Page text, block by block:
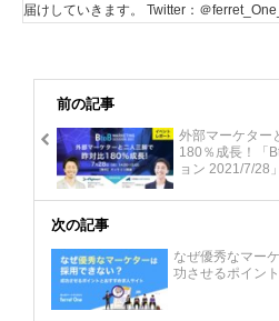
届けしていきます。 Twitter：＠ferret_One_
前の記事
外部マーケター
180％成長！「
ョン 2021/7/28
次の記事
なぜ優秀なマー
功させるポイン